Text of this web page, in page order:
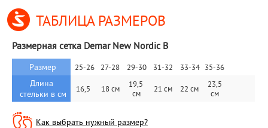
ТАБЛИЦА РАЗМЕРОВ
Размерная сетка Demar New Nordic B
Размер 25-26 27-28 29-30 31-32 33-34 35-36
Длина
стельки в см
16,5 18 см
19,5
см
21 см 22 см
23,5
см
Как выбрать нужный размер?